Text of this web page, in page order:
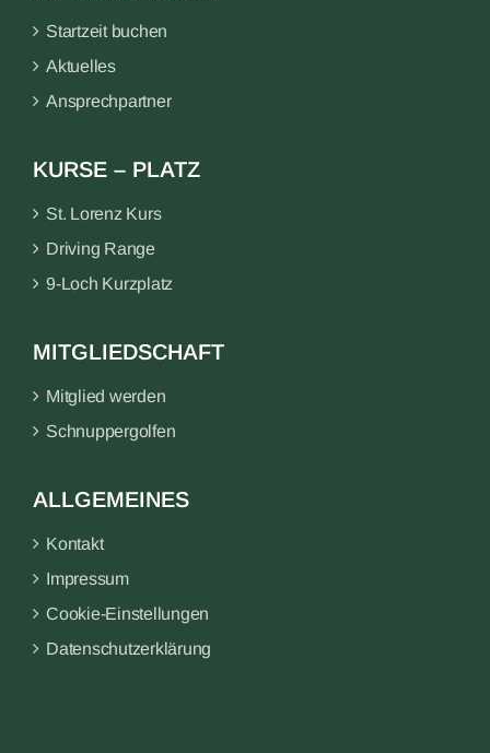
Startzeit buchen
Aktuelles
Ansprechpartner
KURSE – PLATZ
St. Lorenz Kurs
Driving Range
9-Loch Kurzplatz
MITGLIEDSCHAFT
Mitglied werden
Schnuppergolfen
ALLGEMEINES
Kontakt
Impressum
Cookie-Einstellungen
Datenschutzerklärung